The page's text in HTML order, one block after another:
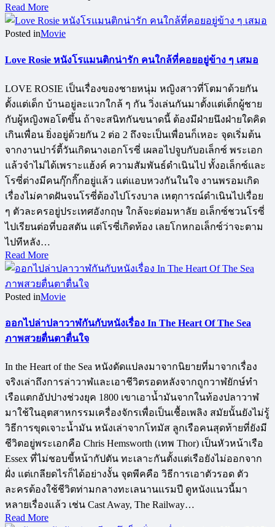
Read More
Posted inMovie
Love Rosie หนังโรแมนติกน่ารัก คนใกล้ที่คอยอยู่ข้าง ๆ เสมอ
LOVE ROSIE เป็นเรื่องของชายหนุ่ม หญิงสาวที่โตมาด้วยกัน
ตั้งแต่เด็ก บ้านอยู่ละแวกใกล้ ๆ กัน วิ่งเล่นกันมาตั้งแต่เด็กผู้ชาย
กับผู้หญิงพอโตขึ้น ถ้าจะสนิทกันขนาดนี้ ต้องมีฝ่ายนึงฝ่ายใดคิด
เกินเพื่อน ยิ่งอยู่ด้วยกัน 2 ต่อ 2 ถึงจะเป็นเพื่อนก็เหอะ จุดเริ่มต้น
จากงานปาร์ตี้วันเกิดนางเอกโรซี่ เผลอไปจูบกับอเล็กซ์ พระเอก
แล้วจำไม่ได้เพราะแฮ้งค์ ความสัมพันธ์ดำเนินไป ทั้งอเล็กซ์และ
โรซี่ต่างมีคนกุ๊กกิ๊กอยู่แล้ว แต่แอบหวงกันในใจ งานพรอมเกิด
เรื่องไม่คาดฝันจนโรซี่ต้องไปโรงบาล เหตุการณ์ดำเนินไปเรื่อย
ๆ ตัวละครอยู่ประเทศอังกฤษ ใกล้จะต่อมหาลัย อเล็กซ์ชวนโรซี่
ไปเรียนต่อที่บอสตัน แต่โรซี่เกิดท้อง เลยโกหกอเล็กซ์ว่าจะตาม
ไปทีหลัง…
Read More
Posted inMovie
ออกไปล่าปลาวาฬกันกับหนังเรื่อง In The Heart Of The Sea
ภาพสวยตื่นตาตื่นใจ
In the Heart of the Sea หนังดัดแปลงมาจากนิยายที่มาจากเรื่อง
จริงเล่าถึงการล่าวาฬและเอาชีวิตรอดหลังจากถูกวาฬยักษ์ทำ
เรือแตกอัปปางช่วงยุค 1800 เขาเอาน้ำมันจากในท้องปลาวาฬ
มาใช้ในอุตสาหกรรมเครื่องจักรเพื่อเป็นเชื้อเพลิง สมัยนั้นยังไม่รู้
วิธีการขุดเจาะน้ำมัน หนังเล่าจากโทมัส ลูกเรือคนสุดท้ายที่ยังมี
ชีวิตอยู่พระเอกคือ Chris Hemsworth (เทพ Thor) เป็นหัวหน้าเรือ
Essex ที่ไม่ชอบขี้หน้ากัปตัน ทะเลาะกันตั้งแต่เรือยังไม่ออกจาก
ฝั่ง แต่เกลียดไรก็ได้อย่างงั้น จุดพีคคือ วิธีการเอาตัวรอด ตัว
ละครต้องใช้ชีวิตท่ามกลางทะเลนานแรมปี ดูหนังแนวนี้มา
หลายเรื่องแล้ว เช่น Cast Away, The Railway…
Read More